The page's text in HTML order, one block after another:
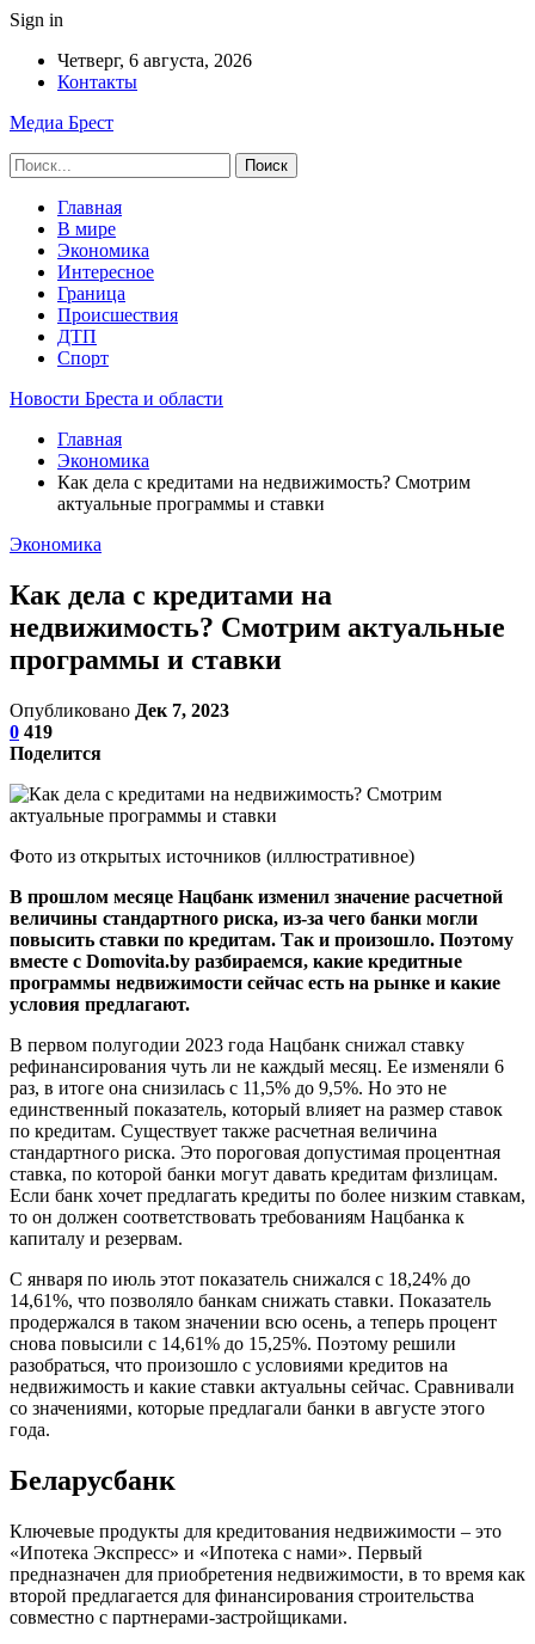
Sign in
Четверг, 6 августа, 2026
Контакты
Медиа Брест
Главная
В мире
Экономика
Интересное
Граница
Происшествия
ДТП
Спорт
Новости Бреста и области
Главная
Экономика
Как дела с кредитами на недвижимость? Смотрим
актуальные программы и ставки
Экономика
Как дела с кредитами на
недвижимость? Смотрим актуальные
программы и ставки
Опубликовано Дек 7, 2023
0 419
Поделится
Фото из открытых источников (иллюстративное)
В прошлом месяце Нацбанк изменил значение расчетной
величины стандартного риска, из-за чего банки могли
повысить ставки по кредитам. Так и произошло. Поэтому
вместе с Domovita.by разбираемся, какие кредитные
программы недвижимости сейчас есть на рынке и какие
условия предлагают.
В первом полугодии 2023 года Нацбанк снижал ставку
рефинансирования чуть ли не каждый месяц. Ее изменяли 6
раз, в итоге она снизилась с 11,5% до 9,5%. Но это не
единственный показатель, который влияет на размер ставок
по кредитам. Существует также расчетная величина
стандартного риска. Это пороговая допустимая процентная
ставка, по которой банки могут давать кредитам физлицам.
Если банк хочет предлагать кредиты по более низким ставкам,
то он должен соответствовать требованиям Нацбанка к
капиталу и резервам.
С января по июль этот показатель снижался с 18,24% до
14,61%, что позволяло банкам снижать ставки. Показатель
продержался в таком значении всю осень, а теперь процент
снова повысили с 14,61% до 15,25%. Поэтому решили
разобраться, что произошло с условиями кредитов на
недвижимость и какие ставки актуальны сейчас. Сравнивали
со значениями, которые предлагали банки в августе этого
года.
Беларусбанк
Ключевые продукты для кредитования недвижимости – это
«Ипотека Экспресс» и «Ипотека с нами». Первый
предназначен для приобретения недвижимости, в то время как
второй предлагается для финансирования строительства
совместно с партнерами-застройщиками.